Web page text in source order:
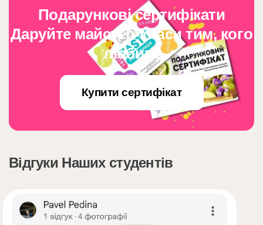
Подарункові сертифікати
Даруйте майстер-класи тим, кого
любите
Купити сертифікат
Відгуки Наших студентів